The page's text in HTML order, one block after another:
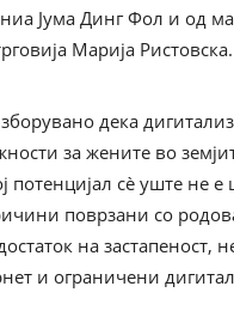
Јума Динг Фол и од
Марија Ристовска.
дека
за жените во
потенцијал сè уште не е
поврзани со
на застапеност,
и ограничени